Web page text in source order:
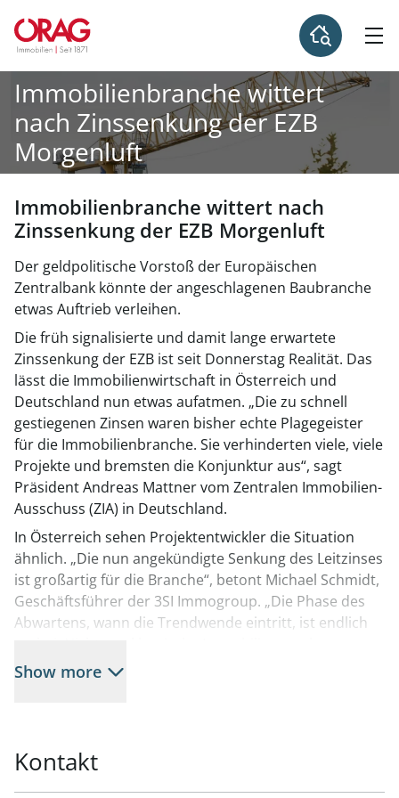
Immobilienbranche wittert
nach Zinssenkung der EZB
Morgenluft
Immobilienbranche wittert nach
Zinssenkung der EZB Morgenluft
Der geldpolitische Vorstoß der Europäischen
Zentralbank könnte der angeschlagenen Baubranche
etwas Auftrieb verleihen.
Die früh signalisierte und damit lange erwartete
Zinssenkung der EZB ist seit Donnerstag Realität. Das
lässt die Immobilienwirtschaft in Österreich und
Deutschland nun etwas aufatmen. „Die zu schnell
gestiegenen Zinsen waren bisher echte Plagegeister
für die Immobilienbranche. Sie verhinderten viele, viele
Projekte und bremsten die Konjunktur aus“, sagt
Präsident Andreas Mattner vom Zentralen Immobilien-
Ausschuss (ZIA) in Deutschland.
In Österreich sehen Projektentwickler die Situation
ähnlich. „Die nun angekündigte Senkung des Leitzinses
ist großartig für die Branche“, betont Michael Schmidt,
Geschäftsführer der 3SI Immogroup. „Die Phase des
Abwartens, wann die Trendwende eintritt, ist endlich
Zinshäuser werden dadurch wieder attraktiver.“
Lagen und mit guter Ausstattung.
Show more
Kontakt